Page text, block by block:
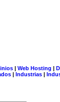
| Web Hosting |
| Industrias |